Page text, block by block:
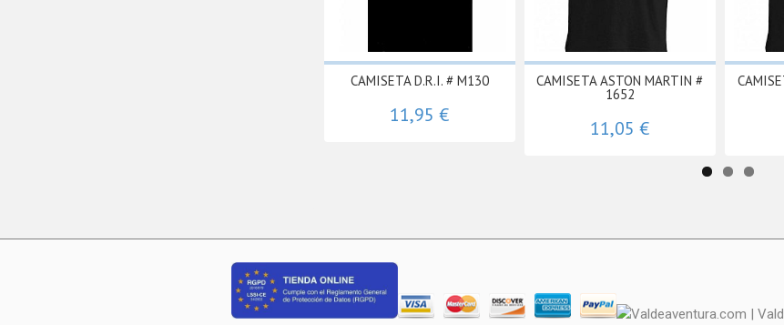
CAMISETA D.R.I. # M130
11,95 €
CAMISETA ASTON MARTIN #
1652
11,05 €